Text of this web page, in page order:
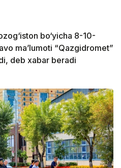
bo‘yicha 8-10-
ma’lumoti “Qazgidromet”
deb xabar beradi